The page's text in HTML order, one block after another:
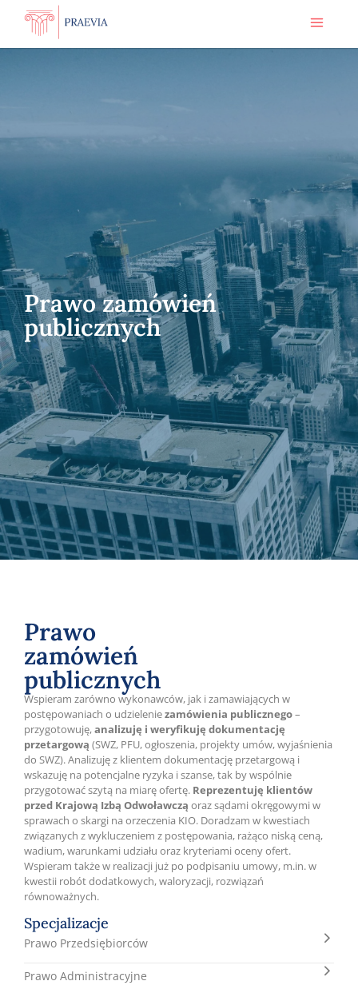
Prawo zamówień
publicznych
Specjalizacje
Prawo Przedsiębiorców
Prawo Administracyjne
Prawo
zamówień
publicznych
Wspieram zarówno wykonawców, jak i zamawiających w
postępowaniach o udzieleniezamówienia publicznego–
przygotowuję,analizuję i weryfikuję dokumentację
przetargową (SWZ, PFU, ogłoszenia, projekty umów, wyjaśnienia
do SWZ). Analizuję z klientem dokumentację przetargową i
wskazuję na potencjalne ryzyka i szanse, tak by wspólnie
przygotować szytą na miarę ofertę. Reprezentuję klientów
przed Krajową Izbą Odwoławczą oraz sądami okręgowymi w
sprawach o skargi na orzeczenia KIO. Doradzam w kwestiach
związanych z wykluczeniem z postępowania, rażąco niską ceną,
wadium, warunkami udziału oraz kryteriami oceny ofert.
Wspieram także w realizacji już po podpisaniu umowy, m.in. w
kwestii robót dodatkowych, waloryzacji, rozwiązań
równoważnych.